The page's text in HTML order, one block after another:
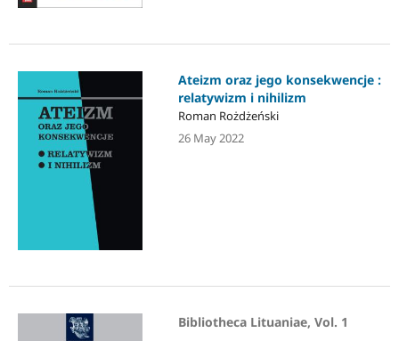
Ateizm oraz jego konsekwencje :
relatywizm i nihilizm
Roman Rożdżeński
26 May 2022
Bibliotheca Lituaniae, Vol. 1